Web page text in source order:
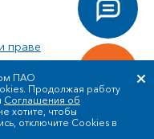
праве
в отношении
ПАО
Продолжая работу
Соглашения об
хотите, чтобы
отключите Cookies в